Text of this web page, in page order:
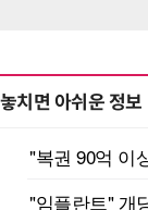
놓치면 아쉬운 정보